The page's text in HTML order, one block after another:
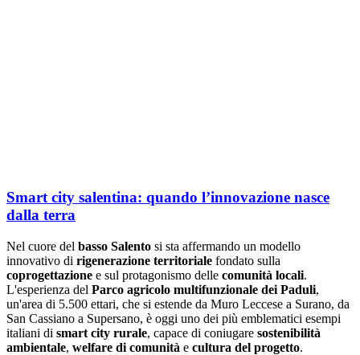
Smart city salentina: quando l’innovazione nasce
dalla terra
Nel cuore del basso Salento si sta affermando un modello
innovativo di rigenerazione territoriale fondato sulla
coprogettazione e sul protagonismo delle comunità locali.
L'esperienza del Parco agricolo multifunzionale dei Paduli,
un'area di 5.500 ettari, che si estende da Muro Leccese a Surano, da
San Cassiano a Supersano, è oggi uno dei più emblematici esempi
italiani di smart city rurale, capace di coniugare sostenibilità
ambientale, welfare di comunità e cultura del progetto.